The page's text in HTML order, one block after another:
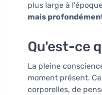
plus large à
mais
Qu'est-ce
La pleine
moment présent.
corporelles, de